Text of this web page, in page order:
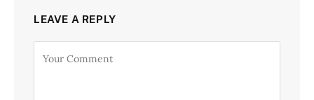
LEAVE A REPLY